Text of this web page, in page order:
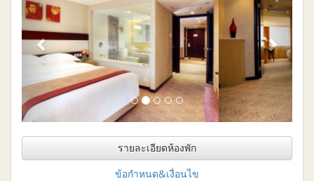
รายละเอียดห้องพัก
ข้อกำหนด&เงื่อนไข